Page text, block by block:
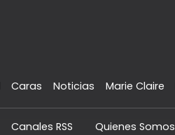
Caras Noticias Marie Claire
Canales RSS Quienes Somos